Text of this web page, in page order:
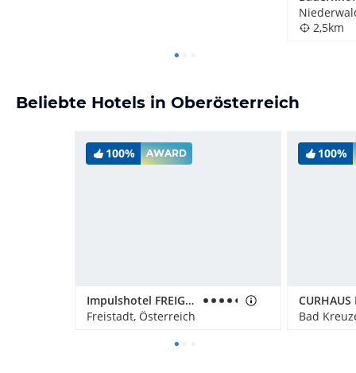
2,5km
Beliebte Hotels in Oberösterreich
100% AWARD
Impulshotel FREIGOLD
Freistadt, Österreich
100%
Bad